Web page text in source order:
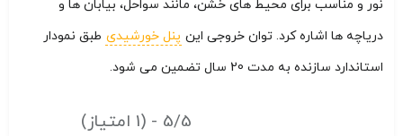
نور و مناسب برای محیط های خشن، مانند سواحل، بیابان ها و
دریاچه ها اشاره کرد. توان خروجی این پنل خورشیدی طبق نمودار
استاندارد سازنده به مدت 20 سال تضمین می شود.
5/5 - (1 امتیاز)